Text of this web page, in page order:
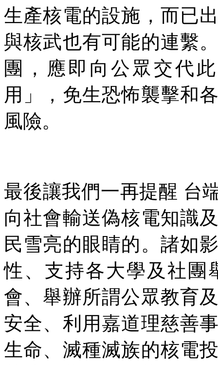
生產核電的設施，而已
與核武也有可能的連繫
團，應即向公眾交代
用」，免生恐怖襲擊和
風險。
最後讓我們一再提醒 台
向社會輸送偽核電知識
民雪亮的眼睛的。諸如
性、支持各大學及社團
會、舉辦所謂公眾教育
安全、利用嘉道理慈善
生命、滅種滅族的核電